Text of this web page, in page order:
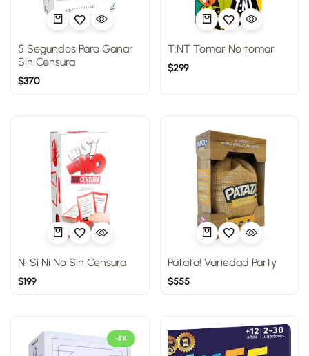
5 Segundos Para Ganar
Sin Censura
$370
T:NT Tomar No tomar
$299
Ni Sí Ni No Sin Censura
$199
Patata! Variedad Party
$555
-5%